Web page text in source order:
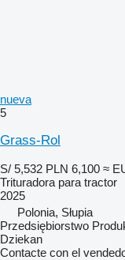
nueva
5
Grass-Rol
S/ 5,532 PLN 6,100 ≈
Trituradora para tractor
2025
Polonia, Słupia
Przedsiębiorstwo
Dziekan
Contacte con el